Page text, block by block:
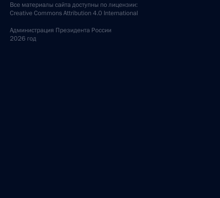
Все материалы сайта доступны по лицензии:
Creative Commons Attribution 4.0 International
Администрация Президента России
2026 год